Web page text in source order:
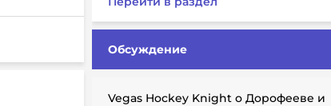
Обсуждение
Vegas Hockey Knight о Дорофееве и